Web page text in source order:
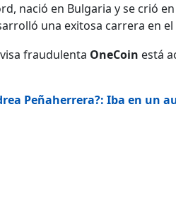
nació en Bulgaria y se crió
una exitosa carrera en
fraudulenta OneCoin está
Peñaherrera?: Iba en un